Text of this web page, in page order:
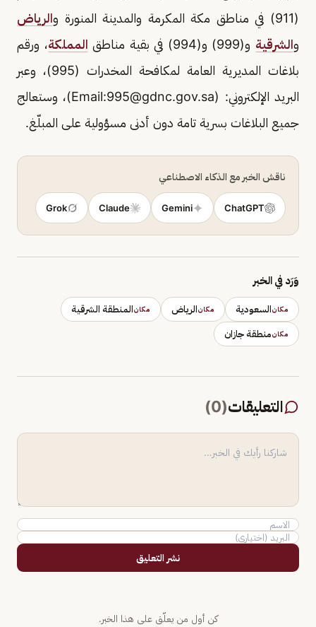
(911) في مناطق مكة المكرمة والمدينة المنورة و
الرياض
والشرقية و(999) و(994) في بقية مناطق المملكة، ورقم
بلاغات المديرية العامة لمكافحة المخدرات (995)، وعبر
البريد الإلكتروني: (Email:995@gdnc.gov.sa
)، وستعالج
جميع البلاغات بسرية تامة دون أدنى مسؤولية على المبلّغ.
ناقش الخبر مع الذكاء الاصطناعي
ChatGPT
Gemini
Claude
Grok
وَرَد في الخبر
مكانالسعودية مكانالرياض مكانالمنطقة الشرقية
مكانمنطقة جازان
التعليقات(
0
)
نشر التعليق
كن أول من يعلّق على هذا الخبر.